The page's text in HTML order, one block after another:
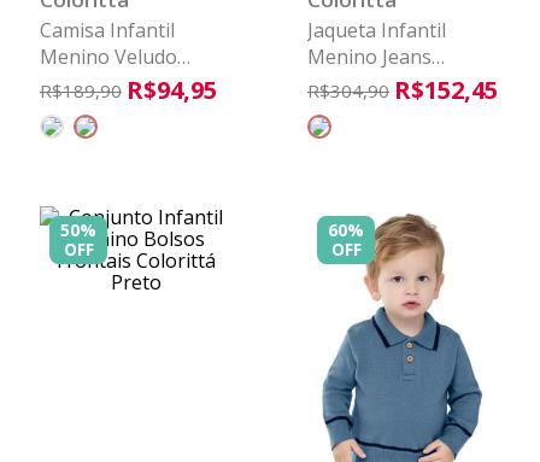
Camisa Infantil
Menino Veludo
Cotelê Colorittá
Verde
R$189,90 R$94,95
Jaqueta Infantil
Menino Jeans
Colorittá Preto
R$304,90 R$152,45
50%
OFF
60%
OFF